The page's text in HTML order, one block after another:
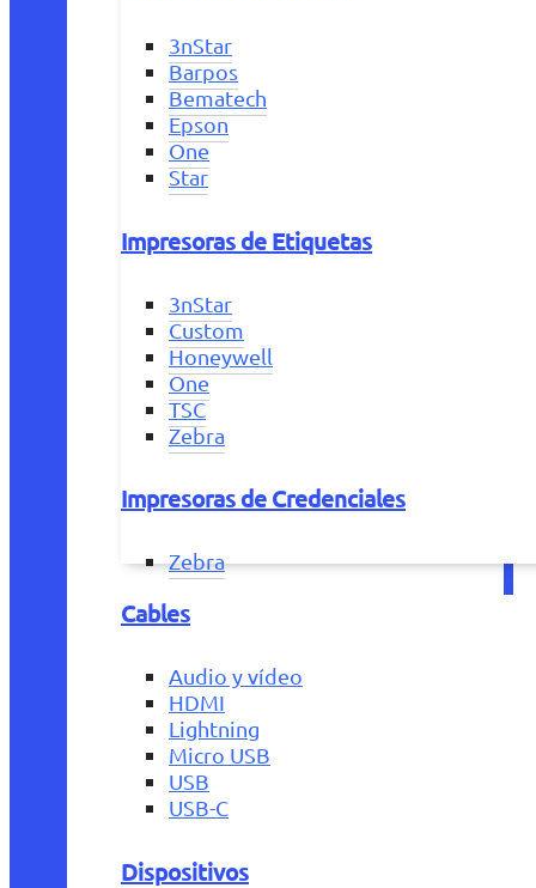
3nStar
Barpos
Bematech
Epson
One
Star
Impresoras de Etiquetas
3nStar
Custom
Honeywell
One
TSC
Zebra
Impresoras de Credenciales
Zebra
Cables
Audio y vídeo
HDMI
Lightning
Micro USB
USB
USB-C
Dispositivos